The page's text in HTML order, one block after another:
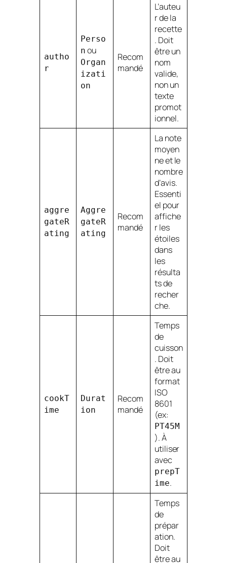
autho
r
Perso
n ou
Organ
izati
on
Recom
mandé
L’auteu
r de la
recette
. Doit
être un
nom
valide,
non un
texte
promot
ionnel.
aggre
gateR
ating
Aggre
gateR
ating
Recom
mandé
La note
moyen
ne et le
nombre
d’avis.
Essenti
el pour
affiche
r les
étoiles
dans
les
résulta
ts de
recher
che.
cookT
ime
Durat
ion
Recom
mandé
Temps
de
cuisson
. Doit
être au
format
ISO
8601
(ex:
PT45M
). À
utiliser
avec
prepT
ime.
Temps
de
prépar
ation.
Doit
être au